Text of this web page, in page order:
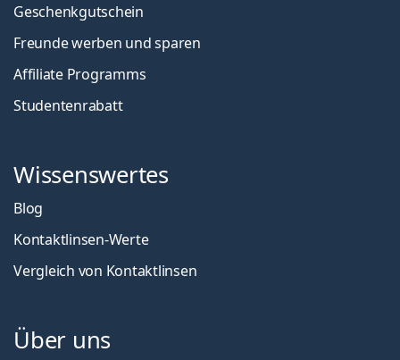
Geschenkgutschein
Freunde werben und sparen
Affiliate Programms
Studentenrabatt
Wissenswertes
Blog
Kontaktlinsen-Werte
Vergleich von Kontaktlinsen
Über uns